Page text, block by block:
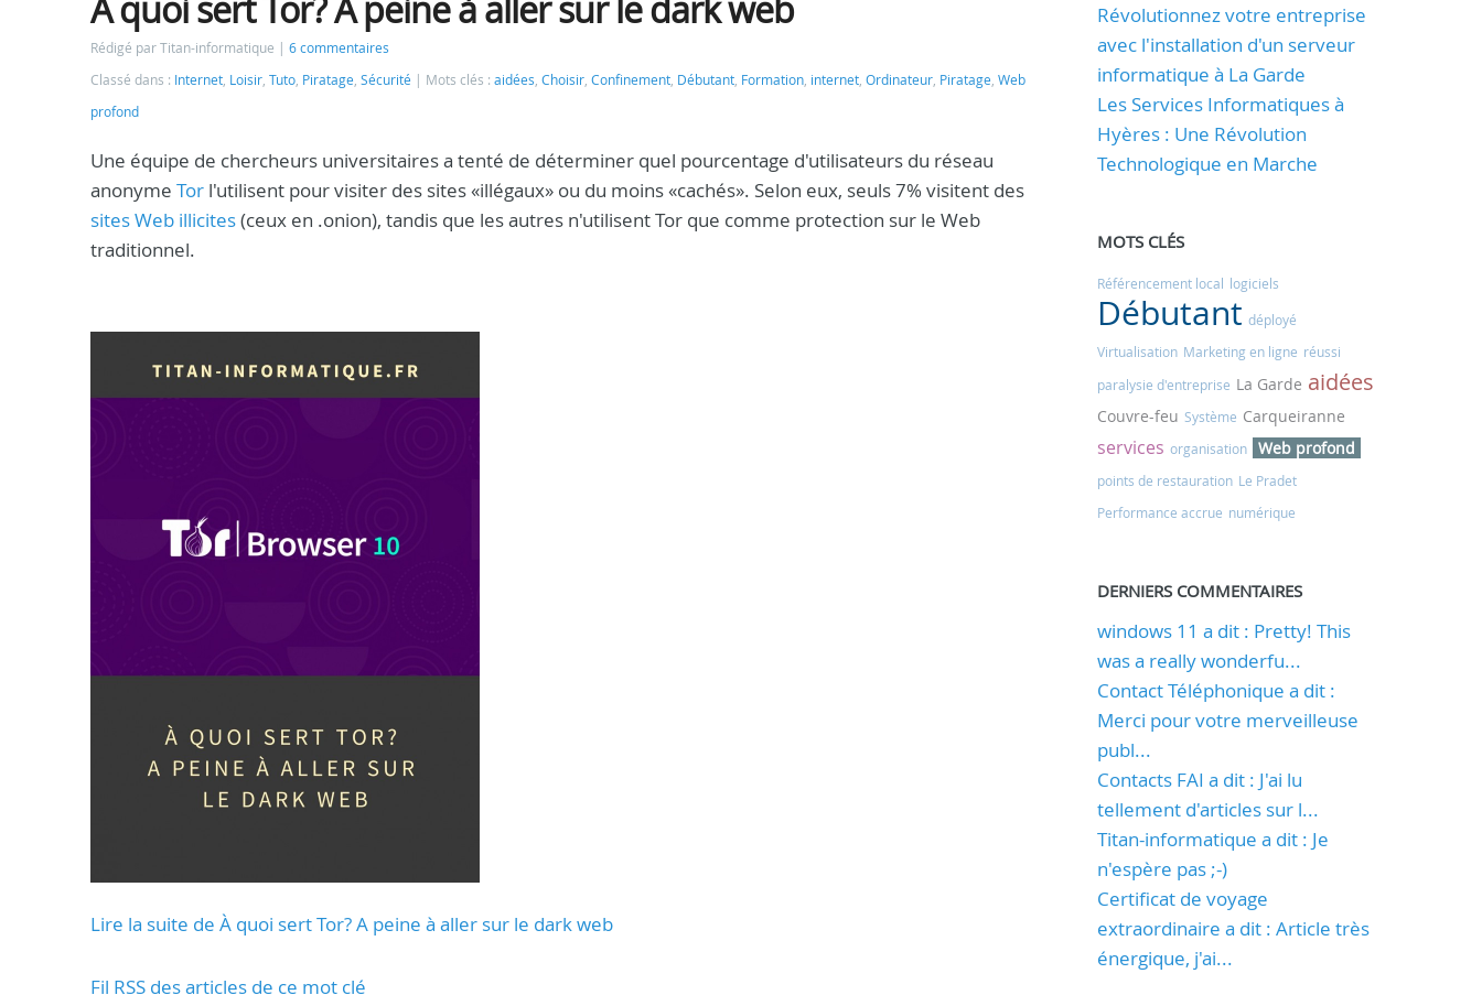
Rédigé par Titan-informatique
6 commentaires
Classé dans : Internet, Loisir, Tuto, Piratage, Sécurité Mots clés : aidées, Choisir, Confinement, Débutant, Formation, internet, Ordinateur, Piratage, Web
profond
Une équipe de chercheurs universitaires a tenté de déterminer quel pourcentage d'utilisateurs du réseau
anonyme Tor l'utilisent pour visiter des sites «illégaux» ou du moins «cachés». Selon eux, seuls 7% visitent des
sites Web illicites(ceux en .onion), tandis que les autres n'utilisent Tor que comme protection sur le Web
traditionnel.
Lire la suite de À quoi sert Tor? A peine à aller sur le dark web
Fil RSS des articles de ce mot clé
Révolutionnez votre entreprise
avec l'installation d'un serveur
informatique à La Garde
Les Services Informatiques à
Hyères : Une Révolution
Technologique en Marche
MOTS CLÉS
Référencement local logiciels
Débutant déployé
Virtualisation Marketing en ligne réussi
paralysie d'entreprise La Garde aidées
Couvre-feu Système Carqueiranne
services organisation Web profond
points de restauration Le Pradet
Performance accrue numérique
DERNIERS COMMENTAIRES
windows 11 a dit : Pretty! This
was a really wonderfu...
Contact Téléphonique a dit :
Merci pour votre merveilleuse
publ...
Contacts FAI a dit : J'ai lu
tellement d'articles sur l...
Titan-informatique a dit : Je
n'espère pas ;-)
Certificat de voyage
extraordinaire a dit : Article très
énergique, j'ai...